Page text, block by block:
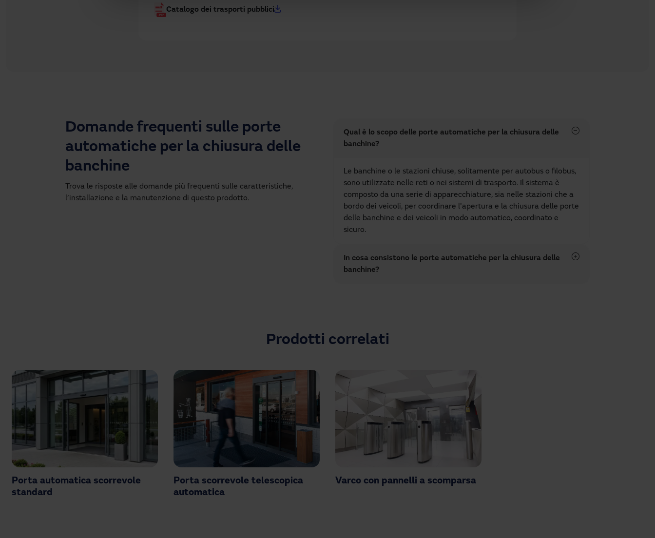
Catalogo dei trasporti pubblici
Domande frequenti sulle porte
automatiche per la chiusura delle
banchine
Trova le risposte alle domande più frequenti sulle caratteristiche,
l’installazione e la manutenzione di questo prodotto.
Qual è lo scopo delle porte automatiche per la chiusura delle
banchine?
Le banchine o le stazioni chiuse, solitamente per autobus o filobus,
sono utilizzate nelle reti o nei sistemi di trasporto. Il sistema è
composto da una serie di apparecchiature, sia nelle stazioni che a
bordo dei veicoli, per coordinare l'apertura e la chiusura delle porte
delle banchine e dei veicoli in modo automatico, coordinato e
sicuro.
In cosa consistono le porte automatiche per la chiusura delle
banchine?
Prodotti correlati
Porta automatica scorrevole
standard
Porta scorrevole telescopica
automatica
Varco con pannelli a scomparsa